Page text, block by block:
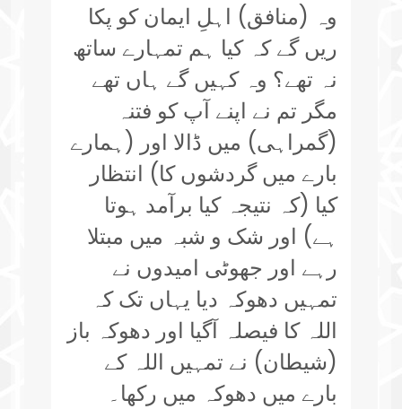
وہ (منافق) اہلِ ایمان کو پکا
ریں گے کہ کیا ہم تمہارے ساتھ
نہ تھے؟ وہ کہیں گے ہاں تھے
مگر تم نے اپنے آپ کو فتنہ
(گمراہی) میں ڈالا اور (ہمارے
بارے میں گردشوں کا) انتظار
کیا (کہ نتیجہ کیا برآمد ہوتا
ہے) اور شک و شبہ میں مبتلا
رہے اور جھوٹی امیدوں نے
تمہیں دھوکہ دیا یہاں تک کہ
اللہ کا فیصلہ آگیا اور دھوکہ باز
(شیطان) نے تمہیں اللہ کے
بارے میں دھوکہ میں رکھا۔